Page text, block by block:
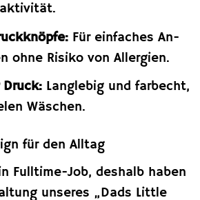
Für einfaches An-
ohne Risiko von Allergien.
Langlebig und farbecht,
Wäschen.
für den Alltag
Fulltime-Job, deshalb haben
unseres „Dads Little